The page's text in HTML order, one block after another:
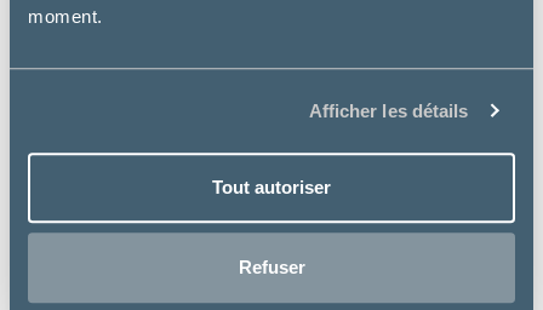
moment.
Afficher les détails
Tout autoriser
Refuser